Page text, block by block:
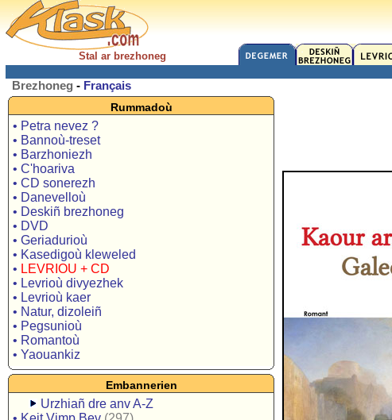
Stal ar brezhoneg
Brezhoneg - Français
Rummadoù
• Petra nevez ?
• Bannoù-treset
• Barzhoniezh
• C'hoariva
• CD sonerezh
• Danevelloù
• Deskiñ brezhoneg
• DVD
• Geriadurioù
• Kasedigoù kleweled
• LEVRIOU + CD
• Levrioù divyezhek
• Levrioù kaer
• Natur, dizoleiñ
• Pegsunioù
• Romantoù
• Yaouankiz
Embannerien
Urzhiañ dre anv A-Z